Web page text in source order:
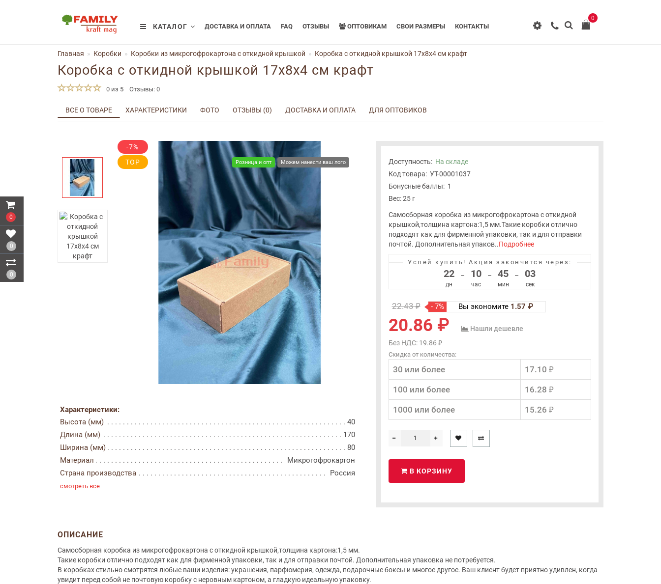
0
0
0
КАТАЛОГ ДОСТАВКА И ОПЛАТА FAQ ОТЗЫВЫ ОПТОВИКАМ СВОИ РАЗМЕРЫ КОНТАКТЫ
0
Главная Коробки Коробки из микрогофрокартона с откидной крышкой Коробка с откидной крышкой 17x8x4 см крафт
Коробка с откидной крышкой 17x8x4 см крафт
0 из 5 Отзывы: 0
ВСЕ О ТОВАРЕ ХАРАКТЕРИСТИКИ ФОТО ОТЗЫВЫ (0) ДОСТАВКА И ОПЛАТА ДЛЯ ОПТОВИКОВ
Розница и опт Можем нанести ваш лого
-7%
TOP
Характеристики:
Высота (мм)
40
Длина (мм)
170
Ширина (мм)
80
Материал
Микрогофрокартон
Страна производства
Россия
смотреть все
Доступность: На складе
Код товара: УТ-00001037
Бонусные баллы:1
Вес: 25 г
Самосборная коробка из микрогофрокартона с откидной
крышкой,толщина картона:1,5 мм.Такие коробки отлично
подходят как для фирменной упаковки, так и для отправки
почтой. Дополнительная упаков..Подробнее
Успей купить! Акция закончится через:
22
дн
– 10
час
– 45
мин
– 02
сек
22.43 ₽ - 7% Вы экономите 1.57 ₽
20.86 ₽
Нашли дешевле
Без НДС: 19.86 ₽
Скидка от количества:
30 или более 17.10 ₽
100 или более 16.28 ₽
1000 или более 15.26 ₽
В КОРЗИНУ
ОПИСАНИЕ
Самосборная коробка из микрогофрокартона с откидной крышкой,толщина картона:1,5 мм.
Такие коробки отлично подходят как для фирменной упаковки, так и для отправки почтой. Дополнительная упаковка не потребуется.
В коробках стильно смотрятся любые ваши изделия: украшения, парфюмерия, одежда, подарочные боксы и многое другое. Ваш клиент будет приятно удивлен, когда
увидит перед собой не почтовую коробку с неровным картоном, а гладкую идеальную упаковку.